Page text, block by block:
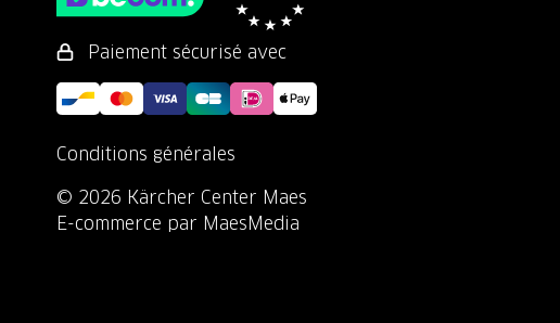
Paiement sécurisé avec
Conditions générales
© 2026 Kärcher Center Maes
E-commerce par MaesMedia